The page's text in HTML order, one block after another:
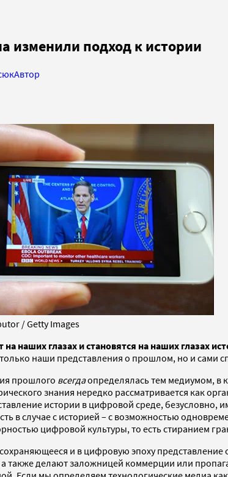
изменили подход к истории
Автор
/ Getty Images
наших глазах и становятся на наших глазах
наши представления о прошлом, но и сами
прошлого всегдаопределялась тем медиумом, в
знания нередко рассматривается как
истории в цифровой среде, безусловно,
в случае с историей – с возможностью
цифровой культуры, то есть стиранием
и в цифровую эпоху
также делают заложницей коммерции или